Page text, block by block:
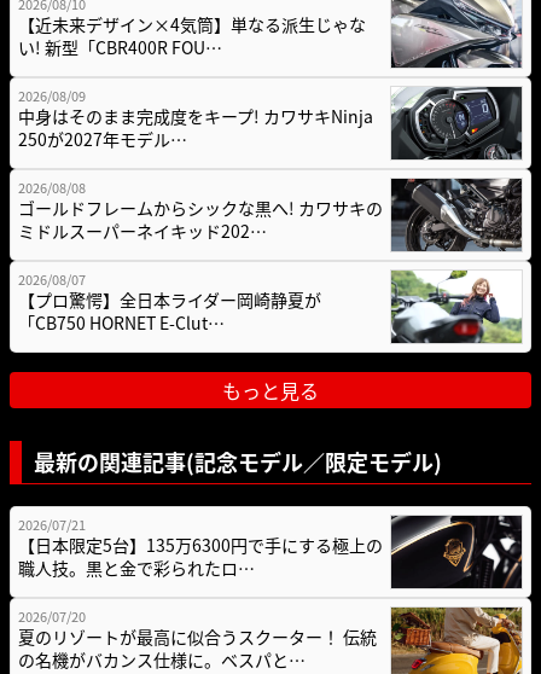
【近未来デザイン×4気筒】単なる派生じゃな
い! 新型「CBR400R FOU…
2026/08/09
中身はそのまま完成度をキープ! カワサキNinja
250が2027年モデル…
2026/08/08
ゴールドフレームからシックな黒へ! カワサキの
ミドルスーパーネイキッド202…
2026/08/07
【プロ驚愕】全日本ライダー岡崎静夏が
「CB750 HORNET E-Clut…
もっと見る
最新の関連記事(記念モデル／限定モデル)
2026/07/21
【日本限定5台】135万6300円で手にする極上の
職人技。黒と金で彩られたロ…
2026/07/20
夏のリゾートが最高に似合うスクーター！ 伝統
の名機がバカンス仕様に。ベスパと…